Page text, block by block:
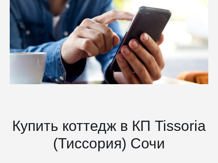
Купить коттедж в КП Tissoria
(Тиссория) Сочи